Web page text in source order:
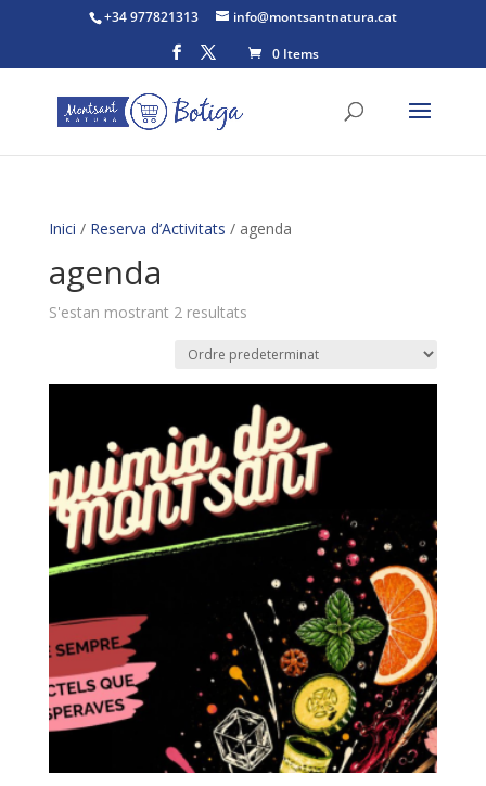
+34 977821313
info@montsantnatura.cat
0 Items
Inici / Reserva d’Activitats / agenda
agenda
S'estan mostrant 2 resultats